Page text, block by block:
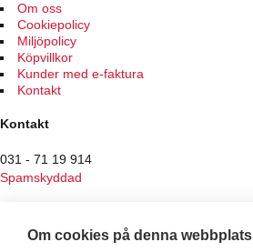
Om cookies på denna webbplats
produktsidan
Om oss
Cookiepolicy
Miljöpolicy
Köpvillkor
Kunder med e-faktura
Kontakt
Kontakt
031 - 71 19 914
Spamskyddad